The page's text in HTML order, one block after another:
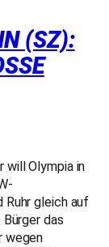
(SZ):
E
will Olympia in
gleich auf
das
wegen